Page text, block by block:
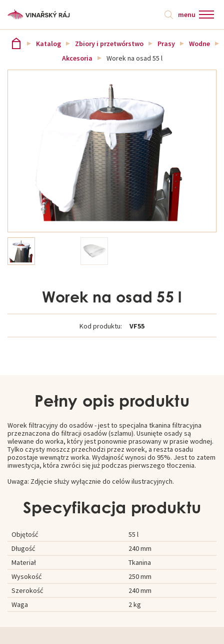
menu
Katalog Zbiory i przetwórstwo Prasy
Wodne
Akcesoria
Worek na osad 55 l
Worek na osad 55 l
Kod produktu: VF55
Pełny opis produktu
Worek filtracyjny do osadów - jest to specjalna tkanina filtracyjna
przeznaczona do filtracji osadów (szlamu). Usunięte osady są
wlewane do worka, który jest ponownie prasowany w prasie wodnej.
Tylko czysty moszcz przechodzi przez worek, a reszta osadu
pozostaje wewnątrz worka. Wydajność wynosi do 95%. Jest to zatem
inwestycja, która zwróci się już podczas pierwszego tłoczenia.
Uwaga: Zdjęcie służy wyłącznie do celów ilustracyjnych.
Specyfikacja produktu
Objętość
55 l
Długość
240 mm
Materiał
Tkanina
Wysokość
250 mm
Szerokość
240 mm
Waga
2 kg